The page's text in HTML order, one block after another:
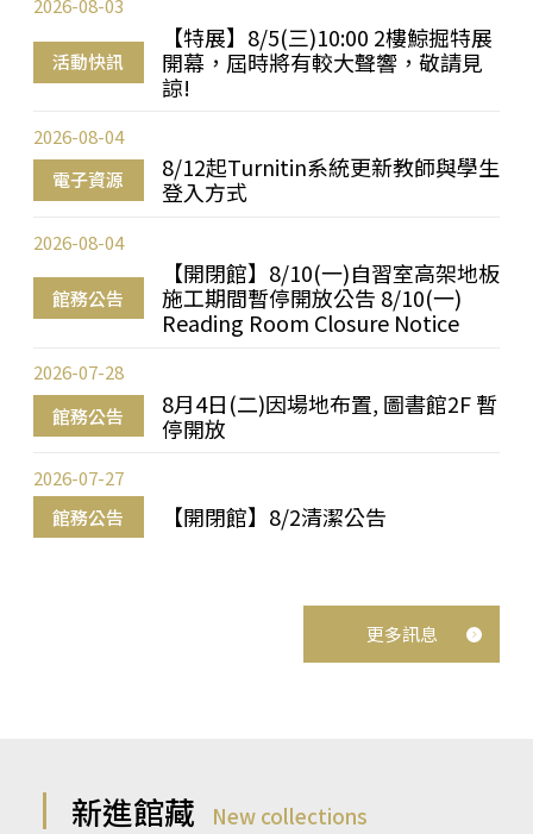
活動快訊
【特展】8/5(三)10:00 2樓鯨掘特展
開幕，屆時將有較大聲響，敬請見
諒!
2026-08-03
電子資源
8/12起Turnitin系統更新教師與學生
登入方式
2026-08-04
館務公告
【開閉館】8/10(一)自習室高架地板
施工期間暫停開放公告 8/10(一)
Reading Room Closure Notice
2026-08-04
館務公告
8月4日(二)因場地布置, 圖書館2F 暫
停開放
2026-07-28
館務公告 【開閉館】8/2清潔公告
2026-07-27
更多訊息
新進館藏 New collections